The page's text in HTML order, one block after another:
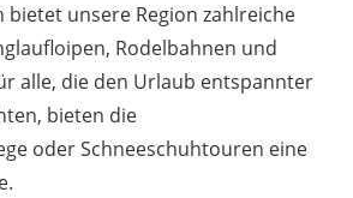
bietet unsere Region zahlreiche
Rodelbahnen und
alle, die den Urlaub entspannter
bieten die
oder Schneeschuhtouren eine